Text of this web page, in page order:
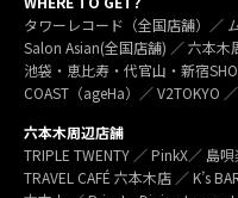
タワーレコード（全国店舗）／
Salon Asian(全国店舗) ／ 六本木
池袋・恵比寿・代官山・新宿
COAST（ageHa）／ V2TOKYO
六本木周辺店舗
TRIPLE TWENTY ／ PinkX／ 島
TRAVEL CAFÉ 六本木店 ／ K’s